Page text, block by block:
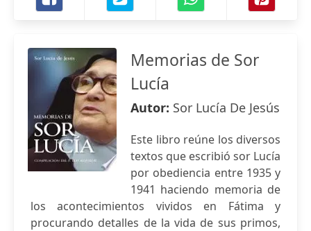
Memorias de Sor
Lucía
Autor: Sor Lucía De Jesús
Este libro reúne los diversos
textos que escribió sor Lucía
por obediencia entre 1935 y
1941 haciendo memoria de
los acontecimientos vividos en Fátima y
procurando detalles de la vida de sus primos,